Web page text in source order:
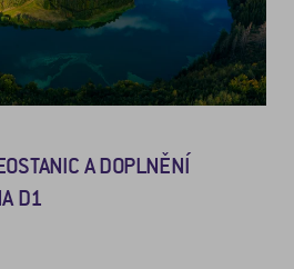
A DOPLNĚNÍ
D1